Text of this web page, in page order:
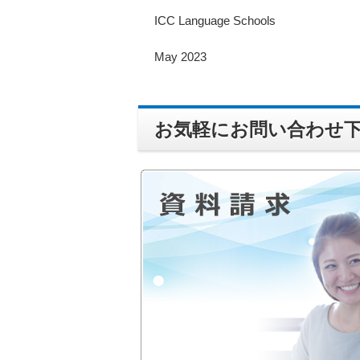
ICC Language Schools
May 2023
お気軽にお問い合わせ